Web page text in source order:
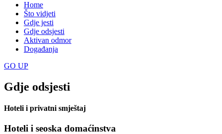
Home
Što vidjeti
Gdje jesti
Gdje odsjesti
Aktivan odmor
Događanja
GO UP
Gdje odsjesti
Hoteli i privatni smještaj
Hoteli i seoska domaćinstva